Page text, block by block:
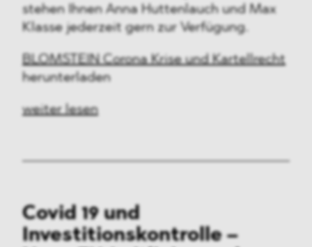
stehen Ihnen Anna Huttenlauch und Max
Klasse jederzeit gern zur Verfügung.
BLOMSTEIN Corona Krise und Kartellrecht
herunterladen
weiter lesen
Covid 19 und
Investitionskontrolle–